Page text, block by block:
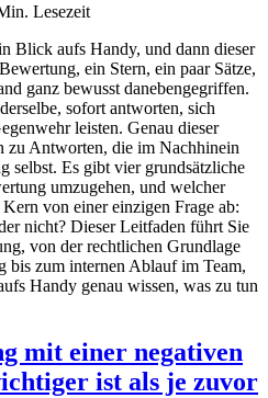
Lesezeit
Blick aufs Handy, und dann dieser
ein Stern, ein paar Sätze,
ganz bewusst danebengegriffen.
sofort antworten, sich
leisten. Genau dieser
zu Antworten, die im Nachhinein
selbst. Es gibt vier grundsätzliche
umzugehen, und welcher
von einer einzigen Frage ab:
nicht? Dieser Leitfaden führt Sie
von der rechtlichen Grundlage
bis zum internen Ablauf im Team,
Handy genau wissen, was zu tun
mit einer negativen
ist als je zuvor